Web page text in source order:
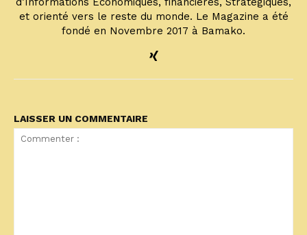
et orienté vers le reste du monde. Le Magazine a été
fondé en Novembre 2017 à Bamako.
LAISSER UN COMMENTAIRE